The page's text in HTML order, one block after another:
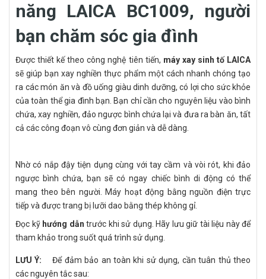
năng LAICA BC1009, người
bạn chăm sóc gia đình
Được thiết kế theo công nghệ tiên tiến, máy xay sinh tố LAICA
sẽ giúp bạn xay nghiền thực phẩm một cách nhanh chóng tạo
ra các món ăn và đồ uống giàu dinh dưỡng, có lợi cho sức khỏe
của toàn thể gia đình bạn. Bạn chỉ cần cho nguyên liệu vào bình
chứa, xay nghiền, đảo ngược bình chứa lại và đưa ra bàn ăn, tất
cả các công đoạn vô cùng đơn giản và dễ dàng.
Nhờ có nắp đậy tiện dụng cùng với tay cầm và vòi rót, khi đảo
ngược bình chứa, bạn sẽ có ngay chiếc bình di động có thể
mang theo bên người. Máy hoạt động bằng nguồn điện trực
tiếp và được trang bị lưỡi dao bằng thép không gỉ.
Đọc kỹ hướng dẫn trước khi sử dụng. Hãy lưu giữ tài liệu này để
tham khảo trong suốt quá trình sử dụng.
LƯU Ý:Để đảm bảo an toàn khi sử dụng, cần tuân thủ theo
các nguyên tắc sau: